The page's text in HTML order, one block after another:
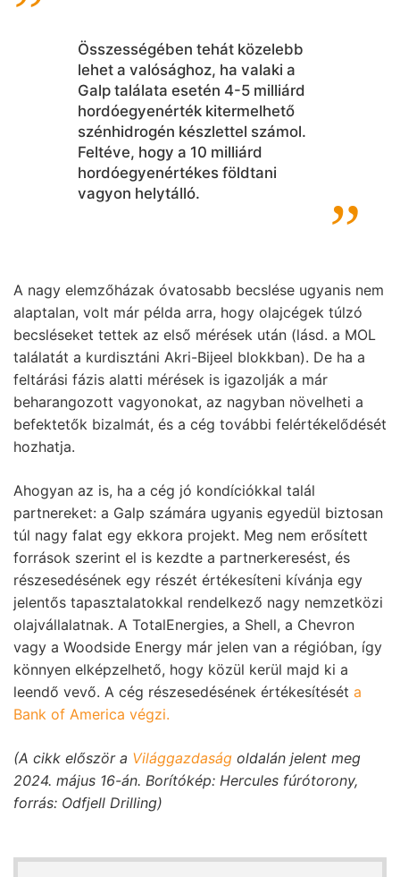
Összességében tehát közelebb
lehet a valósághoz, ha valaki a
Galp találata esetén 4-5 milliárd
hordóegyenérték kitermelhető
szénhidrogén készlettel számol.
Feltéve, hogy a 10 milliárd
hordóegyenértékes földtani
vagyon helytálló.
A nagy elemzőházak óvatosabb becslése ugyanis nem
alaptalan, volt már példa arra, hogy olajcégek túlzó
becsléseket tettek az első mérések után (lásd. a MOL
találatát a kurdisztáni Akri-Bijeel blokkban). De ha a
feltárási fázis alatti mérések is igazolják a már
beharangozott vagyonokat, az nagyban növelheti a
befektetők bizalmát, és a cég további felértékelődését
hozhatja.
Ahogyan az is, ha a cég jó kondíciókkal talál
partnereket: a Galp számára ugyanis egyedül biztosan
túl nagy falat egy ekkora projekt. Meg nem erősített
források szerint el is kezdte a partnerkeresést, és
részesedésének egy részét értékesíteni kívánja egy
jelentős tapasztalatokkal rendelkező nagy nemzetközi
olajvállalatnak. A TotalEnergies, a Shell, a Chevron
vagy a Woodside Energy már jelen van a régióban, így
könnyen elképzelhető, hogy közül kerül majd ki a
leendő vevő. A cég részesedésének értékesítését a
Bank of America végzi.
(A cikk először a Világgazdaság oldalán jelent meg
2024. május 16-án. Borítókép: Hercules fúrótorony,
forrás: Odfjell Drilling)